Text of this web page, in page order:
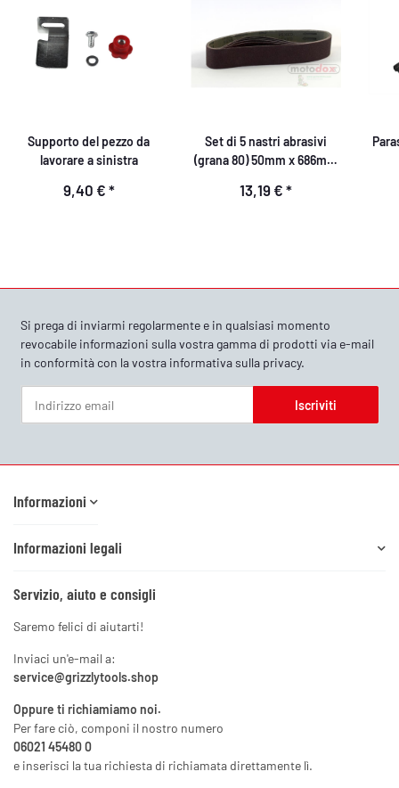
Supporto del pezzo da
lavorare a sinistra
9,40 € *
Set di 5 nastri abrasivi
(grana 80) 50mm x 686mm
13,19 € *
Si prega di inviarmi regolarmente e in qualsiasi momento
revocabile informazioni sulla vostra gamma di prodotti via e-mail
in conformità con la vostra informativa sulla privacy.
Iscriviti
Informazioni
Informazioni legali
Servizio, aiuto e consigli
Saremo felici di aiutarti!
Inviaci un'e-mail a:
service@grizzlytools.shop
Oppure ti richiamiamo noi.
Per fare ciò, componi il nostro numero
06021 45480 0
e inserisci la tua richiesta di richiamata direttamente lì.